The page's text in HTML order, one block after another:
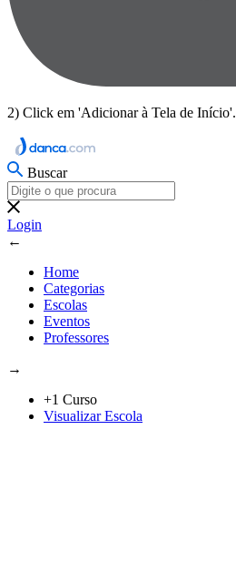
2) Click em 'Adicionar à Tela de Início'.
Buscar
Login
←
Home
Categorias
Escolas
Eventos
Professores
→
+1 Curso
Visualizar Escola